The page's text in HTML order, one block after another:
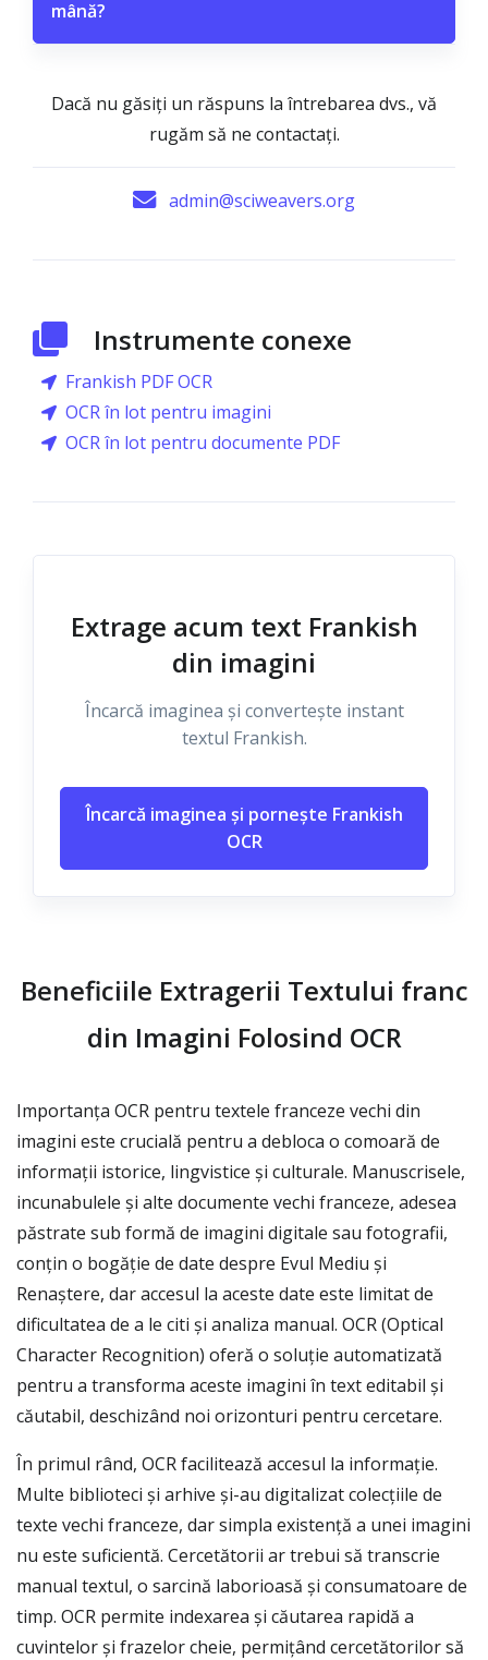
mână?
Dacă nu găsiți un răspuns la întrebarea dvs., vă
rugăm să ne contactați.
admin@sciweavers.org
Instrumente conexe
Frankish PDF OCR
OCR în lot pentru imagini
OCR în lot pentru documente PDF
Extrage acum text Frankish
din imagini
Încarcă imaginea și convertește instant
textul Frankish.
Încarcă imaginea și pornește Frankish
OCR
Beneficiile Extragerii Textului franc
din Imagini Folosind OCR
Importanța OCR pentru textele franceze vechi din
imagini este crucială pentru a debloca o comoară de
informații istorice, lingvistice și culturale. Manuscrisele,
incunabulele și alte documente vechi franceze, adesea
păstrate sub formă de imagini digitale sau fotografii,
conțin o bogăție de date despre Evul Mediu și
Renaștere, dar accesul la aceste date este limitat de
dificultatea de a le citi și analiza manual. OCR (Optical
Character Recognition) oferă o soluție automatizată
pentru a transforma aceste imagini în text editabil și
căutabil, deschizând noi orizonturi pentru cercetare.
În primul rând, OCR facilitează accesul la informație.
Multe biblioteci și arhive și-au digitalizat colecțiile de
texte vechi franceze, dar simpla existență a unei imagini
nu este suficientă. Cercetătorii ar trebui să transcrie
manual textul, o sarcină laborioasă și consumatoare de
timp. OCR permite indexarea și căutarea rapidă a
cuvintelor și frazelor cheie, permițând cercetătorilor să